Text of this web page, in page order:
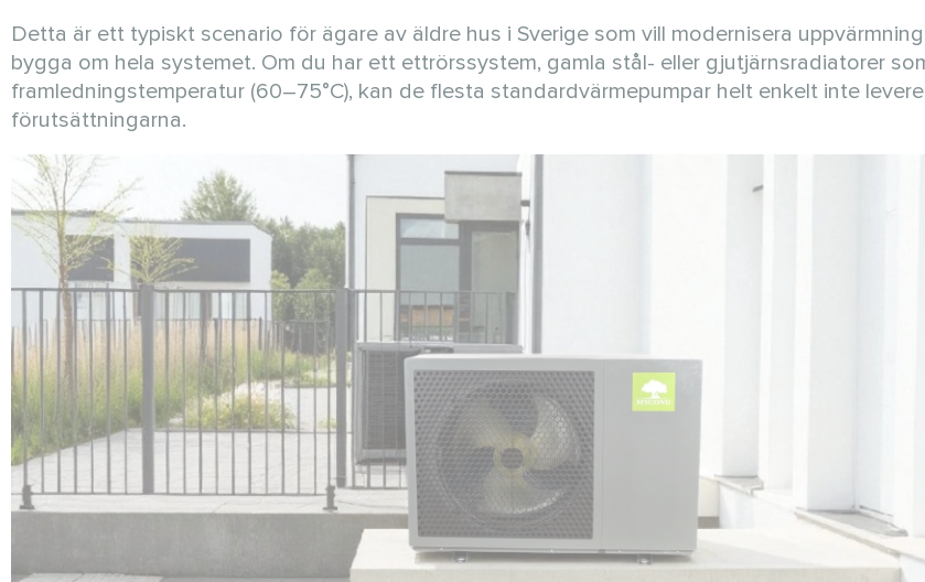
Detta är ett typiskt scenario för ägare av äldre hus i Sverige som vill modernisera
bygga om hela systemet. Om du har ett ettrörssystem, gamla stål- eller gjutjärnsradiatorer
framledningstemperatur (60–75°C), kan de flesta standardvärmepumpar helt enkelt inte
förutsättningarna.